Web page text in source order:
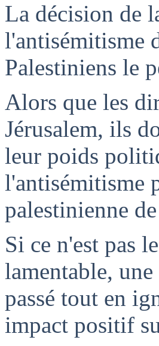
La décision de
l'antisémitisme
Palestiniens le
Alors que les
Jérusalem, ils
leur poids
l'antisémitisme
palestinienne
Si ce n'est pas
lamentable,
passé tout en
impact positif